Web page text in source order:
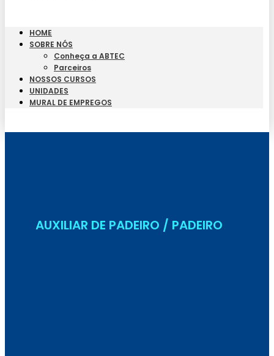
HOME
SOBRE NÓS
Conheça a ABTEC
Parceiros
NOSSOS CURSOS
UNIDADES
MURAL DE EMPREGOS
AUXILIAR DE PADEIRO / PADEIRO